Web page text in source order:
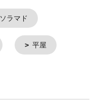
ソラマド
平屋